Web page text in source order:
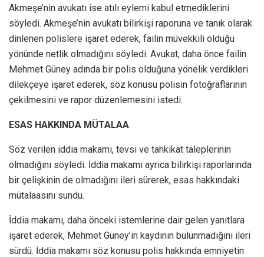
Akmeşe’nin avukatı ise atılı eylemi kabul etmediklerini
söyledi. Akmeşe’nin avukatı bilirkişi raporuna ve tanık olarak
dinlenen polislere işaret ederek, failin müvekkili olduğu
yönünde netlik olmadığını söyledi. Avukat, daha önce failin
Mehmet Güney adında bir polis olduğuna yönelik verdikleri
dilekçeye işaret ederek, söz konusu polisin fotoğraflarının
çekilmesini ve rapor düzenlemesini istedi.
ESAS HAKKINDA MÜTALAA
Söz verilen iddia makamı, tevsi ve tahkikat taleplerinin
olmadığını söyledi. İddia makamı ayrıca bilirkişi raporlarında
bir çelişkinin de olmadığını ileri sürerek, esas hakkındaki
mütalaasını sundu.
İddia makamı, daha önceki istemlerine dair gelen yanıtlara
işaret ederek, Mehmet Güney’in kaydının bulunmadığını ileri
sürdü. İddia makamı söz konusu polis hakkında emniyetin